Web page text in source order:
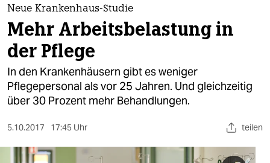
themen
politik
öko
gesellschaft
sport
Neue Krankenhaus-Studie
Mehr Arbeitsbelastung in
der Pflege
In den Krankenhäusern gibt es weniger
Pflegepersonal als vor 25 Jahren. Und gleichzeitig
über 30 Prozent mehr Behandlungen.
5.10.2017 17:45 Uhr teilen